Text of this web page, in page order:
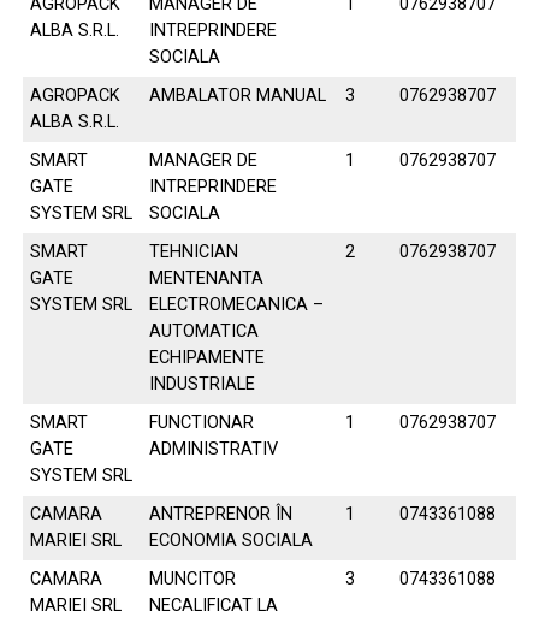
ALBA S.R.L.
INTREPRINDERE
SOCIALA
AGROPACK
ALBA S.R.L.
AMBALATOR MANUAL 3 0762938707
SMART
GATE
SYSTEM SRL
MANAGER DE
INTREPRINDERE
SOCIALA
1 0762938707
SMART
GATE
SYSTEM SRL
TEHNICIAN
MENTENANTA
ELECTROMECANICA –
AUTOMATICA
ECHIPAMENTE
INDUSTRIALE
2 0762938707
SMART
GATE
SYSTEM SRL
FUNCTIONAR
ADMINISTRATIV
1 0762938707
CAMARA
MARIEI SRL
ANTREPRENOR ÎN
ECONOMIA SOCIALA
1 0743361088
CAMARA
MARIEI SRL
MUNCITOR
NECALIFICAT LA
3 0743361088